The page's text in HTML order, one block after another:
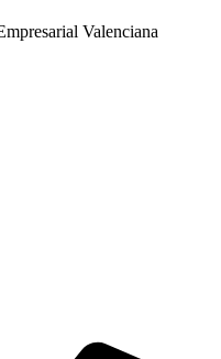
Valenciana